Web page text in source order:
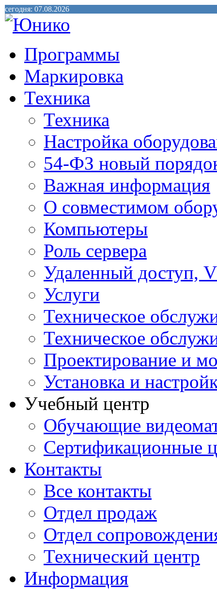
сегодня: 07.08.2026
Программы
Маркировка
Техника
Техника
Настройка
54-ФЗ новый
Важная информация
О совместимом
Компьютеры
Роль сервера
Удаленный доступ,
Услуги
Техническое
Техническое
Проектирование и
Установка и
Учебный центр
Обучающие
Сертификационные
Контакты
Все контакты
Отдел продаж
Отдел
Технический центр
Информация